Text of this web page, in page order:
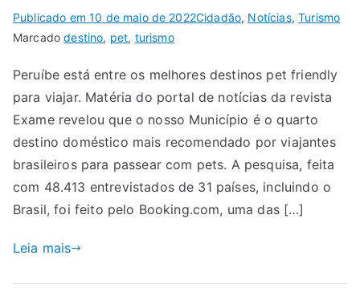
Publicado em10 de maio de 2022Cidadão, Notícias,Turismo
Marcadodestino, pet, turismo
Peruíbe está entre os melhores destinos pet friendly
para viajar. Matéria do portal de notícias da revista
Exame revelou que o nosso Município é o quarto
destino doméstico mais recomendado por viajantes
brasileiros para passear com pets. A pesquisa, feita
com 48.413 entrevistados de 31 países, incluindo o
Brasil, foi feito pelo Booking.com, uma das […]
Leia mais